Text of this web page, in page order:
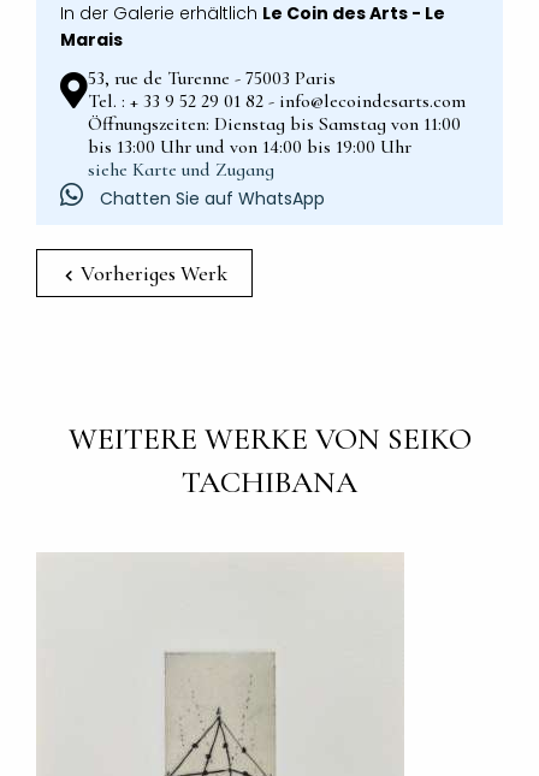
In der Galerie erhältlich Le Coin des Arts - Le
Marais
53, rue de Turenne - 75003 Paris
Tel. : + 33 9 52 29 01 82 - info@lecoindesarts.com
Öffnungszeiten: Dienstag bis Samstag von 11:00
bis 13:00 Uhr und von 14:00 bis 19:00 Uhr
siehe Karte und Zugang
Chatten Sie auf WhatsApp
Vorheriges Werk
WEITERE WERKE VON SEIKO
TACHIBANA